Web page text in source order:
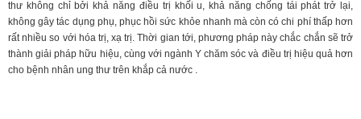
thư không chỉ bởi khả năng điều trị khối u, khả năng chống tái phát trở lại,
không gây tác dụng phụ, phục hồi sức khỏe nhanh mà còn có chi phí thấp hơn
rất nhiều so với hóa trị, xạ trị. Thời gian tới, phương pháp này chắc chắn sẽ trở
thành giải pháp hữu hiệu, cùng với ngành Y chăm sóc và điều trị hiệu quả hơn
cho bệnh nhân ung thư trên khắp cả nước .